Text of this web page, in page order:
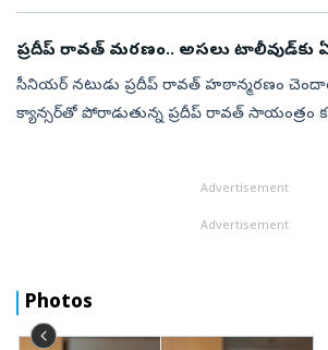
ప్రదీప్ రావత్ మరణం.. అసలు టాలీవుడ్‌కు
సీనియర్ నటుడు ప్రదీప్ రావత్ హఠాన్మరణం
క్యాన్సర్‌తో పోరాడుతున్న ప్రదీప్ రావత్‌ సాయంత్రం
Advertisement
Advertisement
Photos